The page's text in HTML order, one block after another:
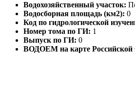
Водохозяйственный участок:
Водосборная площадь (км2): 0
Код по гидрологической
Номер тома по ГИ: 1
Выпуск по ГИ: 0
ВОДОЕМ на карте Российской